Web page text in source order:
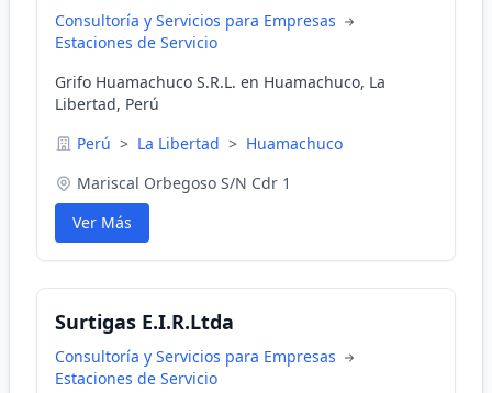
Consultoría y Servicios para Empresas
Estaciones de Servicio
Grifo Huamachuco S.R.L. en Huamachuco, La
Libertad, Perú
Perú > La Libertad > Huamachuco
Mariscal Orbegoso S/N Cdr 1
Ver Más
Surtigas E.I.R.Ltda
Consultoría y Servicios para Empresas
Estaciones de Servicio